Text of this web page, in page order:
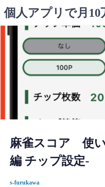
コ
ン個人アプリで月10
麻雀スコア 使
編 チップ設定-
s-furukawa